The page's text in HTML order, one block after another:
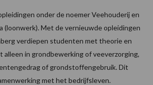
onder de noemer Veehouderij en
(loonwerk). Met de vernieuwde opleidingen
verdiepen studenten met theorie en
alleen in grondbewerking of veeverzorging,
of grondstoffengebruik. Dit
met het bedrijfsleven.